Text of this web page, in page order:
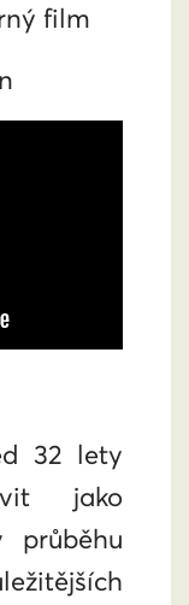
film
32 lety
jako
průběhu